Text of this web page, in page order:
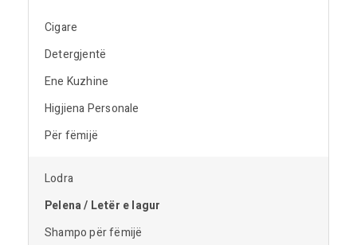
Cigare
Detergjentë
Ene Kuzhine
Higjiena Personale
Për fëmijë
Lodra
Pelena / Letër e lagur
Shampo për fëmijë